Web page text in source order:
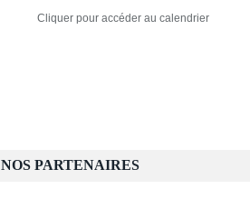
Cliquer pour accéder au calendrier
NOS PARTENAIRES